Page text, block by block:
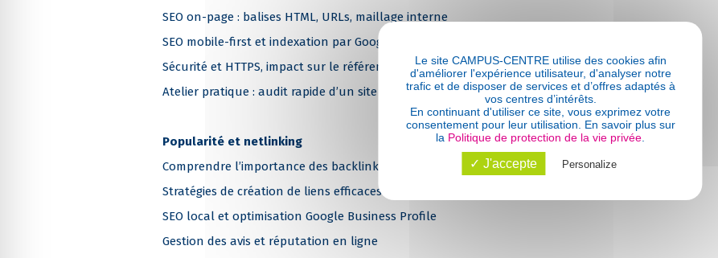
SEO on-page : balises HTML, URLs, maillage interne
SEO mobile-first et indexation par Google
Sécurité et HTTPS, impact sur le référencement
Atelier pratique : audit rapide d’un site et recommandations
Popularité et netlinking
Comprendre l’importance des backlinks et de l’autorité de domaine
Stratégies de création de liens efficaces (partenariats, guest blogging, contenus viraux)
SEO local et optimisation Google Business Profile
Gestion des avis et réputation en ligne
Le site CAMPUS-CENTRE utilise des cookies afin
d'améliorer l'expérience utilisateur, d'analyser notre
trafic et de disposer de services et d’offres adaptés à
vos centres d’intérêts.
En continuant d'utiliser ce site, vous exprimez votre
consentement pour leur utilisation. En savoir plus sur
la Politique de protection de la vie privée
✓ J'accepte Personalize